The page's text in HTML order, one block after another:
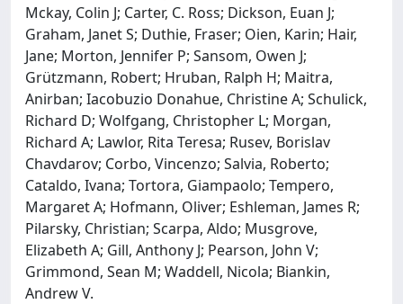
Mckay, Colin J; Carter, C. Ross; Dickson, Euan J;
Graham, Janet S; Duthie, Fraser; Oien, Karin; Hair,
Jane; Morton, Jennifer P; Sansom, Owen J;
Grützmann, Robert; Hruban, Ralph H; Maitra,
Anirban; Iacobuzio Donahue, Christine A; Schulick,
Richard D; Wolfgang, Christopher L; Morgan,
Richard A; Lawlor, Rita Teresa; Rusev, Borislav
Chavdarov; Corbo, Vincenzo; Salvia, Roberto;
Cataldo, Ivana; Tortora, Giampaolo; Tempero,
Margaret A; Hofmann, Oliver; Eshleman, James R;
Pilarsky, Christian; Scarpa, Aldo; Musgrove,
Elizabeth A; Gill, Anthony J; Pearson, John V;
Grimmond, Sean M; Waddell, Nicola; Biankin,
Andrew V.